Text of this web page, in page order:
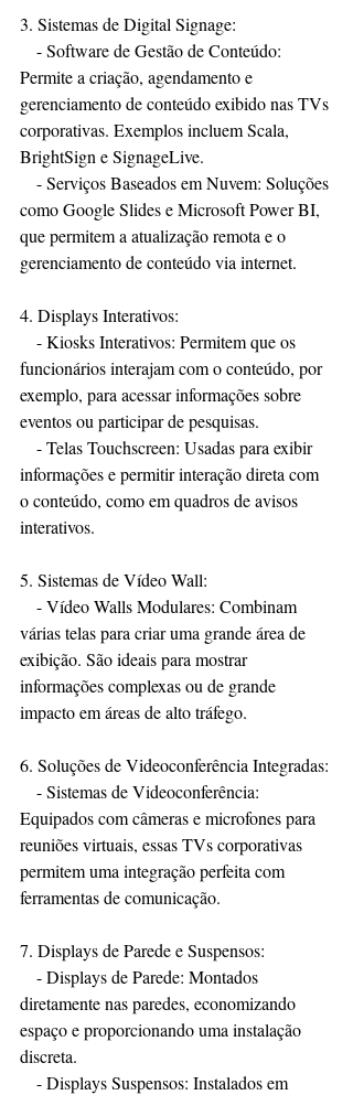
3. Sistemas de Digital Signage:
- Software de Gestão de Conteúdo:
Permite a criação, agendamento e
gerenciamento de conteúdo exibido nas TVs
corporativas. Exemplos incluem Scala,
BrightSign e SignageLive.
- Serviços Baseados em Nuvem: Soluções
como Google Slides e Microsoft Power BI,
que permitem a atualização remota e o
gerenciamento de conteúdo via internet.
4. Displays Interativos:
- Kiosks Interativos: Permitem que os
funcionários interajam com o conteúdo, por
exemplo, para acessar informações sobre
eventos ou participar de pesquisas.
- Telas Touchscreen: Usadas para exibir
informações e permitir interação direta com
o conteúdo, como em quadros de avisos
interativos.
5. Sistemas de Vídeo Wall:
- Vídeo Walls Modulares: Combinam
várias telas para criar uma grande área de
exibição. São ideais para mostrar
informações complexas ou de grande
impacto em áreas de alto tráfego.
6. Soluções de Videoconferência Integradas:
- Sistemas de Videoconferência:
Equipados com câmeras e microfones para
reuniões virtuais, essas TVs corporativas
permitem uma integração perfeita com
ferramentas de comunicação.
7. Displays de Parede e Suspensos:
- Displays de Parede: Montados
diretamente nas paredes, economizando
espaço e proporcionando uma instalação
discreta.
- Displays Suspensos: Instalados em